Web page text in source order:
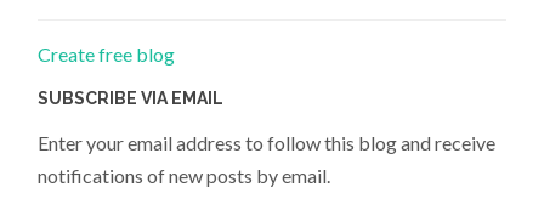
Create free blog
SUBSCRIBE VIA EMAIL
Enter your email address to follow this blog and receive
notifications of new posts by email.